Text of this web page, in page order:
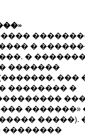
�
�
�������
���
�������� �
�������»
�����).
��������